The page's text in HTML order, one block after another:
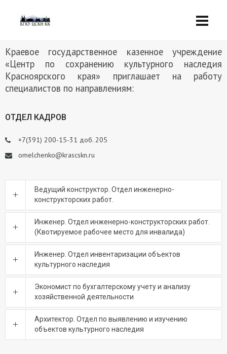
Краевое государственное казенное учреждение
«Центр по сохранению культурного наследия
Красноярского края» приглашает на работу
специалистов по направлениям:
ОТДЕЛ КАДРОВ
+7(391) 200-15-31 доб. 205
omelchenko@krascskn.ru
Ведущий конструктор. Отдел инженерно-
конструкторских работ.
Инженер. Отдел инженерно-конструкторских работ.
(Квотируемое рабочее место для инвалида)
Инженер. Отдел инвентаризации объектов
культурного наследия
Экономист по бухгалтерскому учету и анализу
хозяйственной деятельности
Архитектор. Отдел по выявлению и изучению
объектов культурного наследия